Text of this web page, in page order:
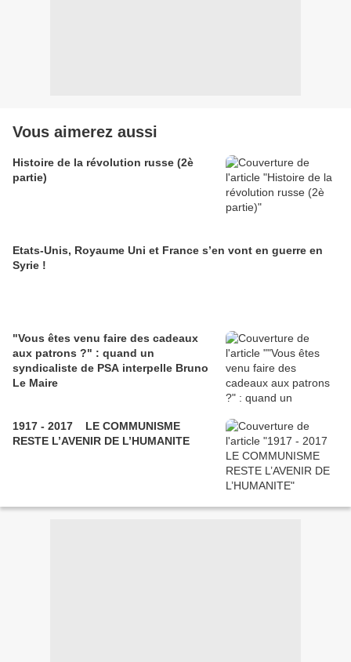
Vous aimerez aussi
Histoire de la révolution russe (2è
partie)
Etats-Unis, Royaume Uni et France s’en vont en guerre en
Syrie !
"Vous êtes venu faire des cadeaux
aux patrons ?" : quand un
syndicaliste de PSA interpelle Bruno
Le Maire
1917 - 2017 LE COMMUNISME
RESTE L’AVENIR DE L’HUMANITE